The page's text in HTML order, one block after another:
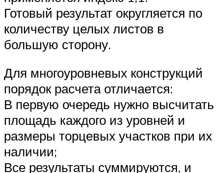
Готовый результат округляется по
количеству целых листов в
большую сторону.
Для многоуровневых конструкций
порядок расчета отличается:
В первую очередь нужно высчитать
площадь каждого из уровней и
размеры торцевых участков при их
наличии;
Все результаты суммируются, и